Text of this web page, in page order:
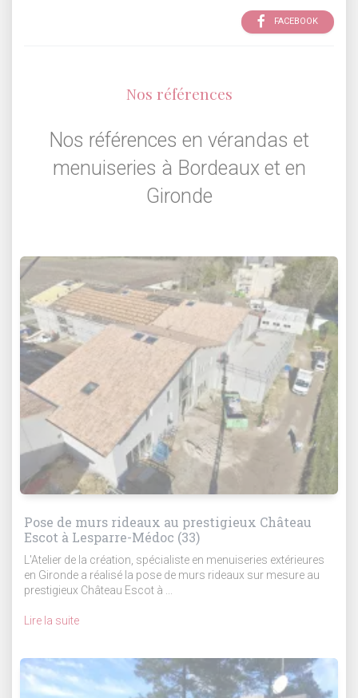
FACEBOOK
Nos références
Nos références en vérandas et
menuiseries à Bordeaux et en
Gironde
Pose de murs rideaux au prestigieux Château
Escot à Lesparre-Médoc (33)
L'Atelier de la création, spécialiste en menuiseries extérieures
en Gironde a réalisé la pose de murs rideaux sur mesure au
prestigieux Château Escot à ...
Lire la suite